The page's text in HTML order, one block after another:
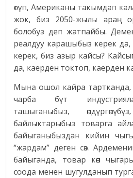
өтүп, Американы такымдап
жок, биз 2050-жылы араң
болобуз деп жатпайбы.
реалдуу карашыбыз керек
керек, биз азыр кайсы?
да, каерден токтоп, каерден
Мына ошол кайра тартканда,
чарба бүт
ташыганыбыз,
байлыктарыбыз товарга
байыганыбыздан кийин
“жардам” деген сөз.
байыганда, товар көп
соода менен шугулданып